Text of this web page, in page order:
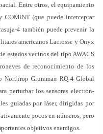
Entre otros, el equipamiento
(que puede interceptar
4 también puede prevenir la
americanos Lacrosse y Onyx
estados vecinos del tipo AWACS
de reconocimiento de los
Grumman RQ-4 Global
perturbar los sensores electrón-
guiadas por láser, dirigidas por
pocos en números, pero
objetivos enemigos.